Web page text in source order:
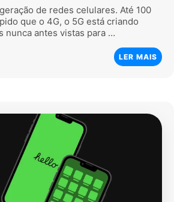
de redes celulares. Até 100
que o 4G, o 5G está criando
nunca antes vistas para …
LER MAIS